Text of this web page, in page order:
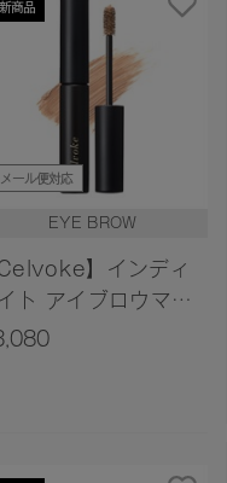
新商品
メール便対応
EYE BROW
Celvoke】インディ
ト アイブロウマス
H 02＜2026 AW